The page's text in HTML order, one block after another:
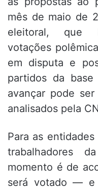
mês de maio de
eleitoral, que
votações
em disputa e
partidos da
avançar pode
analisados pela
Para as
trabalhadores
momento é de
será votado — e